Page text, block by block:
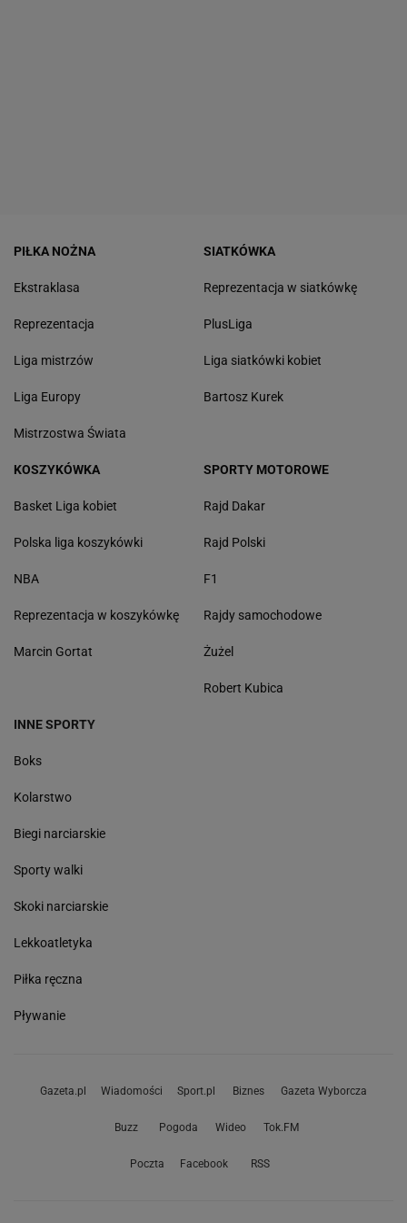
PIŁKA NOŻNA
Ekstraklasa
Reprezentacja
Liga mistrzów
Liga Europy
Mistrzostwa Świata
SIATKÓWKA
Reprezentacja w siatkówkę
PlusLiga
Liga siatkówki kobiet
Bartosz Kurek
KOSZYKÓWKA
Basket Liga kobiet
Polska liga koszykówki
NBA
Reprezentacja w koszykówkę
Marcin Gortat
SPORTY MOTOROWE
Rajd Dakar
Rajd Polski
F1
Rajdy samochodowe
Żużel
Robert Kubica
INNE SPORTY
Boks
Kolarstwo
Biegi narciarskie
Sporty walki
Skoki narciarskie
Lekkoatletyka
Piłka ręczna
Pływanie
Gazeta.pl Wiadomości Sport.pl Biznes Gazeta Wyborcza
Buzz Pogoda Wideo Tok.FM
Poczta Facebook RSS